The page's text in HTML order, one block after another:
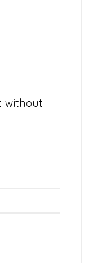
without